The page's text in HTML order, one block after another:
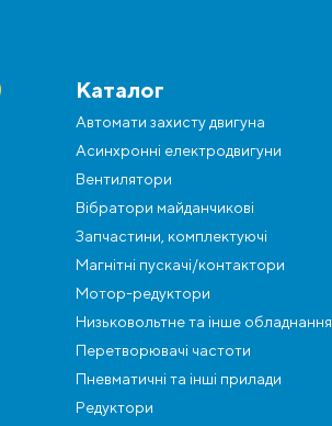
Каталог
Автомати захисту двигуна
Асинхронні електродвигуни
Вентилятори
Вібратори майданчикові
Запчастини, комплектуючі
Магнітні пускачі/контактори
Мотор-редуктори
Низьковольтне та інше обладнання
Перетворювачі частоти
Пневматичні та інші прилади
Редуктори